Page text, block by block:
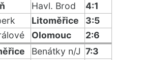
Havl. Brod
4:1
Litoměřice
3:5
Olomouc
2:6
Benátky n/J 7:3